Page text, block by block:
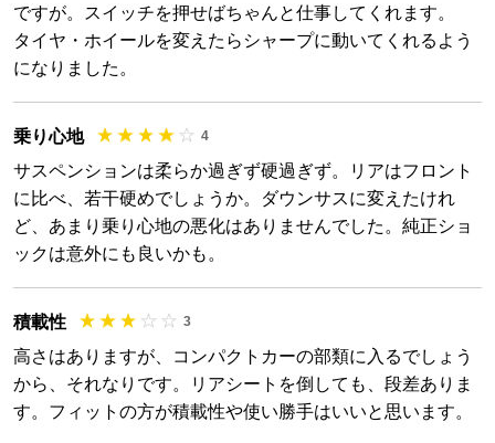
ですが。スイッチを押せばちゃんと仕事してくれます。
タイヤ・ホイールを変えたらシャープに動いてくれるよう
になりました。
乗り心地 4
サスペンションは柔らか過ぎず硬過ぎず。リアはフロント
に比べ、若干硬めでしょうか。ダウンサスに変えたけれ
ど、あまり乗り心地の悪化はありませんでした。純正ショ
ックは意外にも良いかも。
積載性 3
高さはありますが、コンパクトカーの部類に入るでしょう
から、それなりです。リアシートを倒しても、段差ありま
す。フィットの方が積載性や使い勝手はいいと思います。